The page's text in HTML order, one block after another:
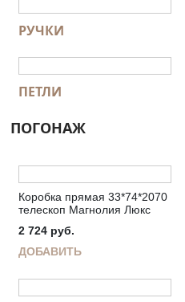
РУЧКИ
ПЕТЛИ
ПОГОНАЖ
Коробка прямая 33*74*2070
телескоп Магнолия Люкс
2 724 руб.
ДОБАВИТЬ